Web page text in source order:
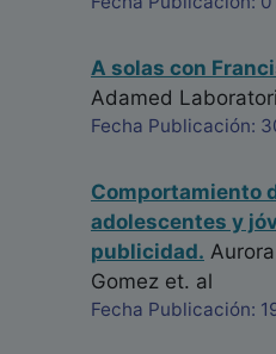
A solas con
Adamed
Fecha Publicación:
Comportamiento
adolescentes y
publicidad.
Gomez et. al
Fecha Publicación: